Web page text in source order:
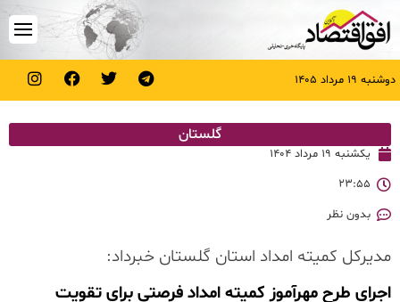
دوشنبه ۱۹ مرداد ۱۴۰۵
گلستان
یکشنبه ۱۹ مرداد ۱۴۰۴
۲۳:۵۵
بدون نظر
مدیرکل کمیته امداد استان گلستان خبرداد:
اجرای طرح مهرآموز کمیته امداد فرصتی برای تقویت